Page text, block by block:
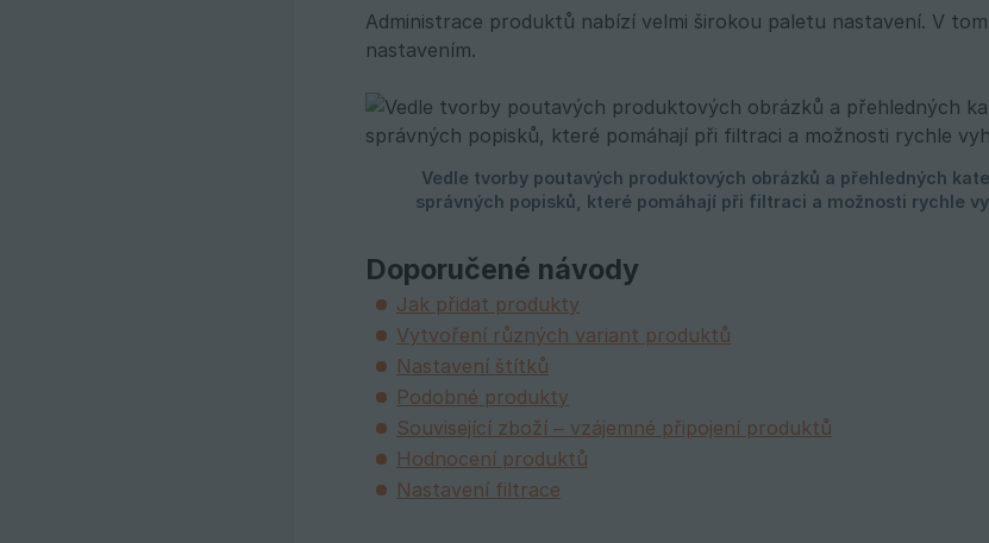
Administrace produktů nabízí velmi širokou paletu nastavení. V
nastavením.
Doporučené návody
Jak přidat produkty
Vytvoření různých variant produktů
Nastavení štítků
Podobné produkty
Související zboží – vzájemné připojení produktů
Hodnocení produktů
Nastavení filtrace